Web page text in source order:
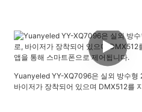
Yuanyeled YY-XQ7096은 실외 방수형
바이저가 장착되어 있으며 DMX512를